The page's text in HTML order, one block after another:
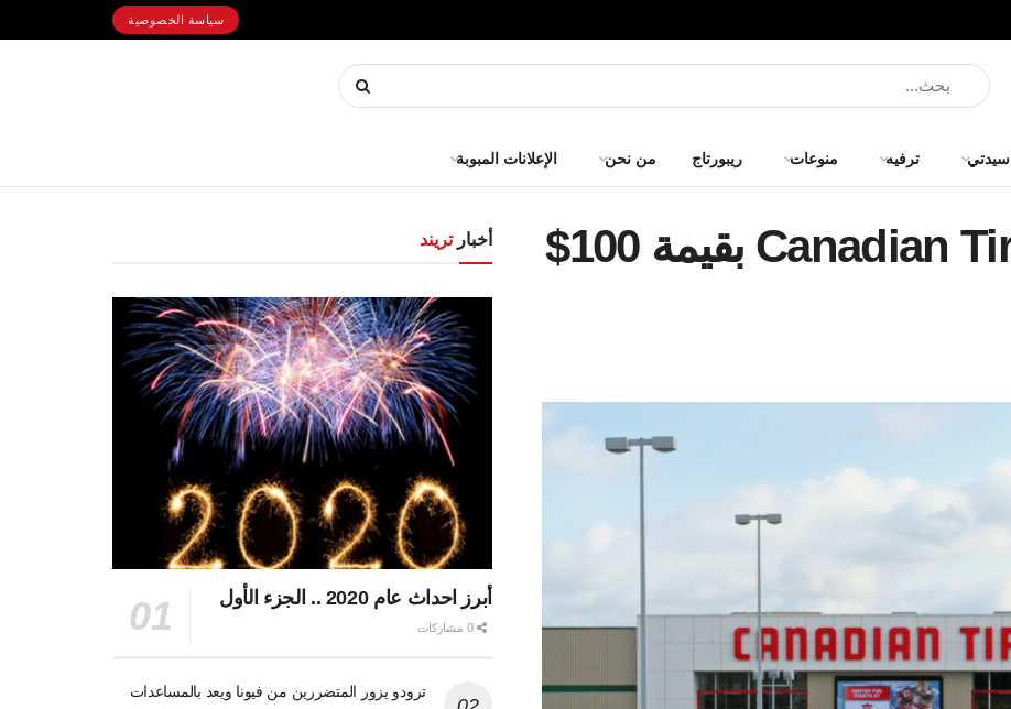
سياسة الخصوصية
سيدتي ترفيه منوعات ريبورتاج من نحن الإعلانات المبوبة
احصل على قسائم Canadian Tire بقيمة 100$
أخبارتريند
أبرز احداث عام 2020 .. الجزء الأول
ترودو يزور المتضررين من فيونا ويعد بالمساعدات